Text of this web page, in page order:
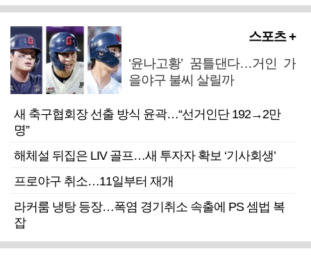
스포츠 +
‘윤나고황’ 꿈틀댄다…거인 가
을야구 불씨 살릴까
새 축구협회장 선출 방식 윤곽…“선거인단 192→2만
명”
해체설 뒤집은 LIV 골프…새 투자자 확보 ‘기사회생’
프로야구 취소…11일부터 재개
라커룸 냉탕 등장…폭염 경기취소 속출에 PS 셈법 복
잡